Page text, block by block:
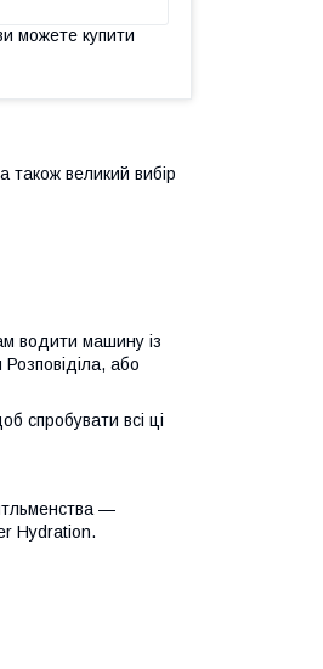
можете купити
також великий вибір
водити машину із
або
спробувати всі ці
—
Hydration.